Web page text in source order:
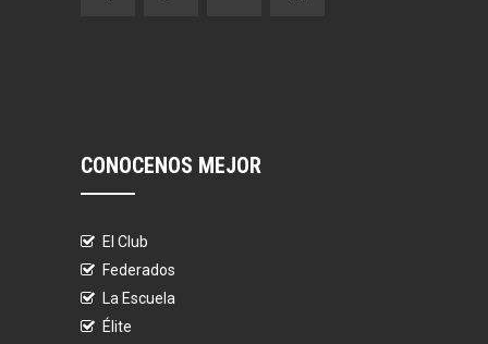
CONOCENOS MEJOR
El Club
Federados
La Escuela
Élite